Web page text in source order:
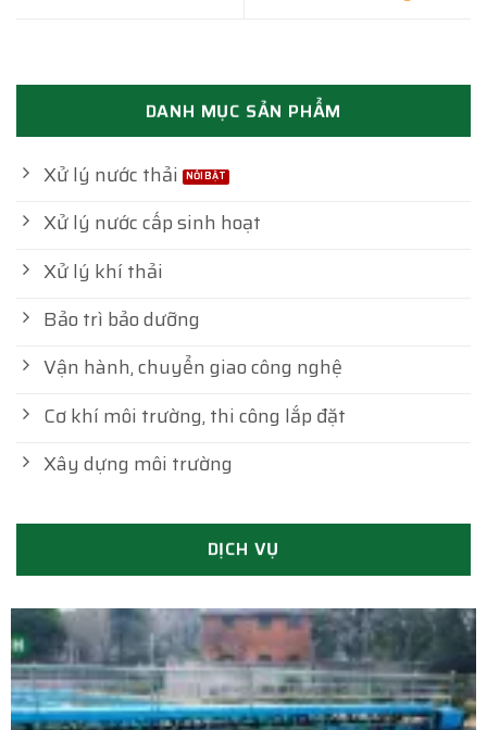
DANH MỤC SẢN PHẨM
Xử lý nước thải
Xử lý nước cấp sinh hoạt
Xử lý khí thải
Bảo trì bảo dưỡng
Vận hành, chuyển giao công nghệ
Cơ khí môi trường, thi công lắp đặt
Xây dựng môi trường
DỊCH VỤ